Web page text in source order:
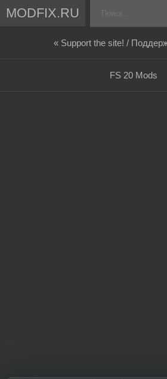
MODFIX.RU
« Support the site! /
FS 20 Mods